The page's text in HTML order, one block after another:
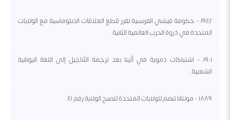
١٩٤٢ - حكومة فيشي الفرنسية تقرر قطع العلاقات الدبلوماسية مع الولايات
المتحدة في ذروة الحرب العالمية الثانية.
١٩٠١ - اشتباكات دموية في أثينا بعد ترجمة الأناجيل إلى اللغة اليونانية
الشعبية.
١٨٨٩ - مونتانا تنضم للولايات المتحدة لتصبح الولاية رقم ٤١.